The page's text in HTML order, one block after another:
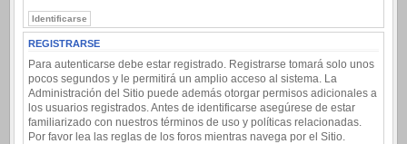
REGISTRARSE
Para autenticarse debe estar registrado. Registrarse tomará solo unos
pocos segundos y le permitirá un amplio acceso al sistema. La
Administración del Sitio puede además otorgar permisos adicionales a
los usuarios registrados. Antes de identificarse asegúrese de estar
familiarizado con nuestros términos de uso y políticas relacionadas.
Por favor lea las reglas de los foros mientras navega por el Sitio.